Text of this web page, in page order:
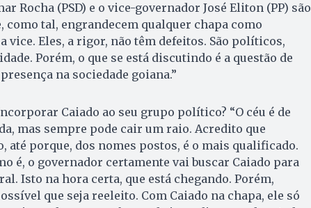
Rocha (PSD) e o vice-governador José Eliton (PP) são
tal, engrandecem qualquer chapa como
vice. Eles, a rigor, não têm defeitos. São políticos,
Porém, o que se está discutindo é a questão de
na sociedade goiana.”
Caiado ao seu grupo político? “O céu é de
mas sempre pode cair um raio. Acredito que
até porque, dos nomes postos, é o mais qualificado.
é, o governador certamente vai buscar Caiado para
Isto na hora certa, que está chegando. Porém,
que seja reeleito. Com Caiado na chapa, ele só